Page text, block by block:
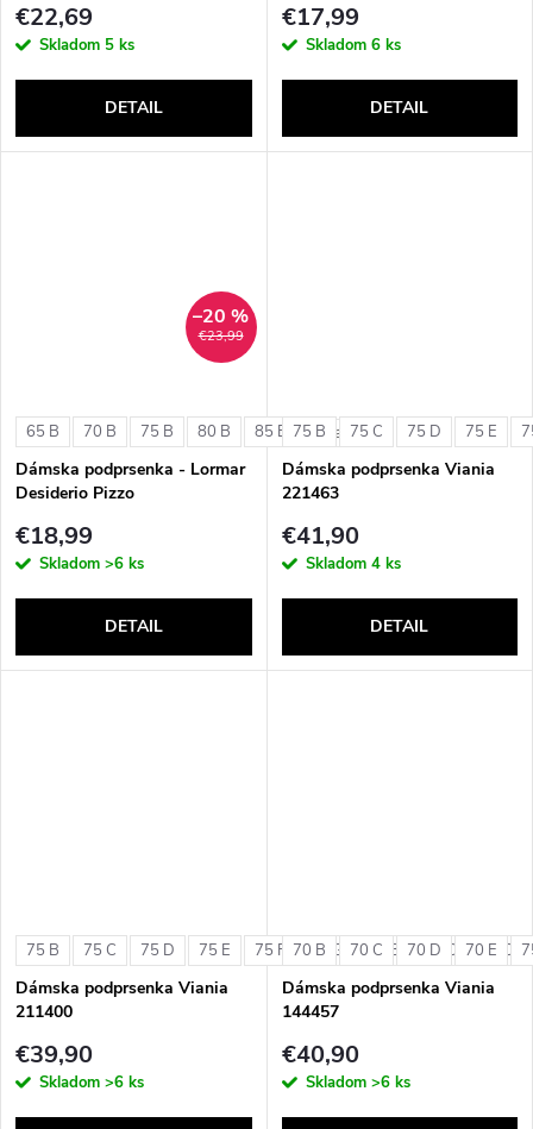
€22,69
Skladom 5 ks
DETAIL
€17,99
Skladom 6 ks
DETAIL
€23,99
–20 %
65 B 70 B 75 B 80 B 85 B + ďalšie
Dámska podprsenka - Lormar
Desiderio Pizzo
€18,99
Skladom >6 ks
DETAIL
75 B 75 C 75 D 75 E
Dámska podprsenka Viania
221463
€41,90
Skladom 4 ks
DETAIL
75 B 75 C 75 D 75 E 75 F 75 G 80 B 80 C 80 D
Dámska podprsenka Viania
211400
€39,90
Skladom >6 ks
70 B 70 C 70 D 70 E
Dámska podprsenka Viania
144457
€40,90
Skladom >6 ks